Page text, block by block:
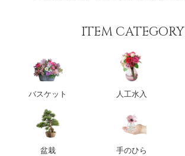
ITEM CATEGORY
バスケット 人工水入
盆栽 手のひら